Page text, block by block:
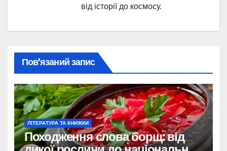
від історії до космосу.
Пов’язаний запис
ЛІТЕРАТУРА ТА КНИЖКИ
Походження слова борщ: від